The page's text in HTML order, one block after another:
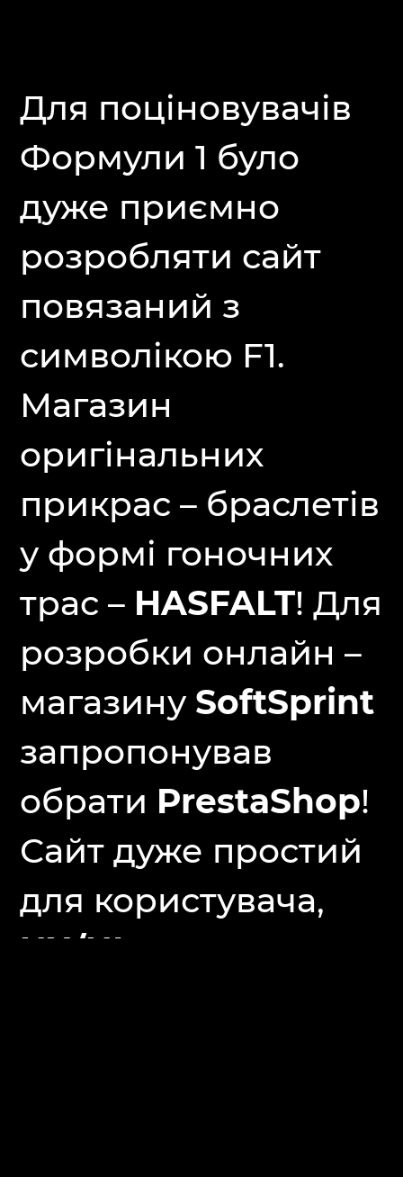
Для поціновувачів
Формули 1 було
дуже приємно
розробляти сайт
повязаний з
символікою F1.
Магазин
оригінальних
прикрас – браслетів
у формі гоночних
трас – HASFALT! Для
розробки онлайн –
магазину SoftSprint
запропонував
обрати PrestaShop!
Сайт дуже простий
для користувача,
UX/UI